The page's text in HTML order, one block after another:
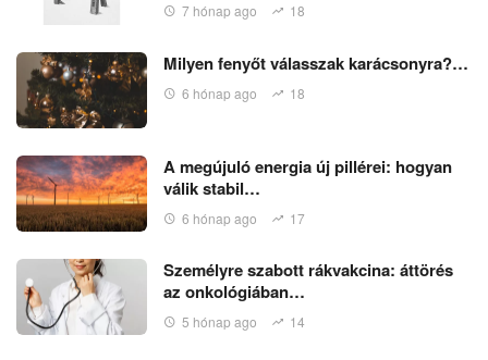
7 hónap ago 18
Milyen fenyőt válasszak karácsonyra?…
6 hónap ago 18
A megújuló energia új pillérei: hogyan
válik stabil…
6 hónap ago 17
Személyre szabott rákvakcina: áttörés
az onkológiában…
5 hónap ago 14